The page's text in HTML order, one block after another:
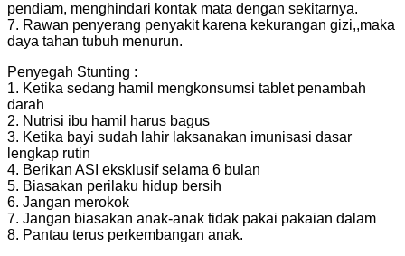
pendiam, menghindari kontak mata dengan sekitarnya.
7. Rawan penyerang penyakit karena kekurangan gizi,,maka
daya tahan tubuh menurun.
Penyegah Stunting :
1. Ketika sedang hamil mengkonsumsi tablet penambah
darah
2. Nutrisi ibu hamil harus bagus
3. Ketika bayi sudah lahir laksanakan imunisasi dasar
lengkap rutin
4. Berikan ASI eksklusif selama 6 bulan
5. Biasakan perilaku hidup bersih
6. Jangan merokok
7. Jangan biasakan anak-anak tidak pakai pakaian dalam
8. Pantau terus perkembangan anak.